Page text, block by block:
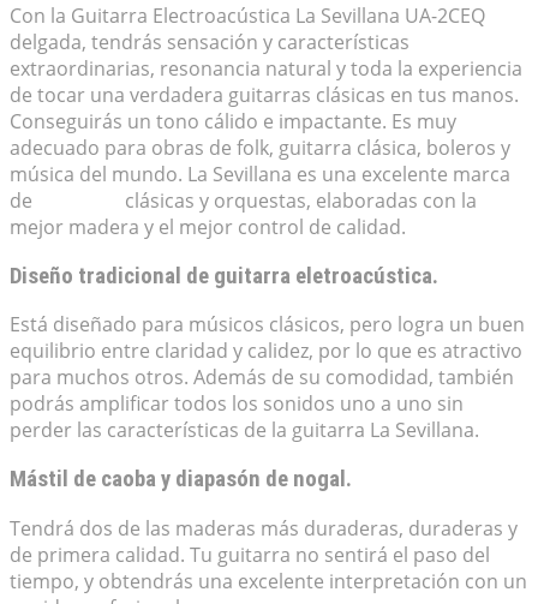
Con la Guitarra Electroacústica La Sevillana UA-2CEQ
delgada, tendrás sensación y características
extraordinarias, resonancia natural y toda la experiencia
de tocar una verdadera guitarras clásicas en tus manos.
Conseguirás un tono cálido e impactante. Es muy
adecuado para obras de folk, guitarra clásica, boleros y
música del mundo. La Sevillana es una excelente marca
de
clásicas y orquestas, elaboradas con la
mejor madera y el mejor control de calidad.
Diseño tradicional de guitarra eletroacústica.
Está diseñado para músicos clásicos, pero logra un buen
equilibrio entre claridad y calidez, por lo que es atractivo
para muchos otros. Además de su comodidad, también
podrás amplificar todos los sonidos uno a uno sin
perder las características de la guitarra La Sevillana.
Mástil de caoba y diapasón de nogal.
Tendrá dos de las maderas más duraderas, duraderas y
de primera calidad. Tu guitarra no sentirá el paso del
tiempo, y obtendrás una excelente interpretación con un